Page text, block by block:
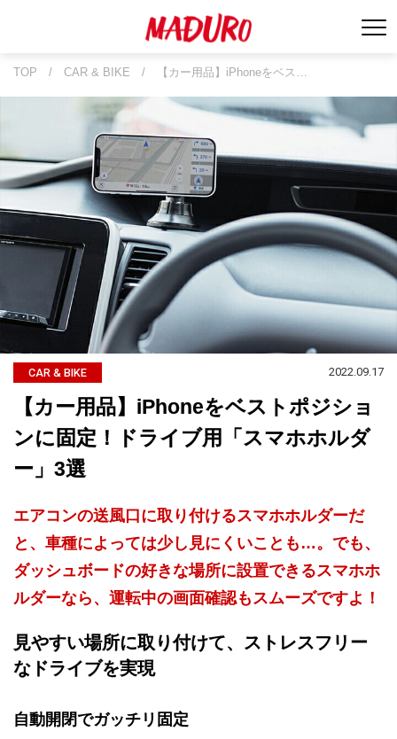
TOP / CAR & BIKE / 【カー用品】iPhoneをベス…
CAR & BIKE 2022.09.17
【カー用品】iPhoneをベストポジショ
ンに固定！ドライブ用「スマホホルダ
ー」3選
エアコンの送風口に取り付けるスマホホルダーだ
と、車種によっては少し見にくいことも…。でも、
ダッシュボードの好きな場所に設置できるスマホホ
ルダーなら、運転中の画面確認もスムーズですよ！
見やすい場所に取り付けて、ストレスフリー
なドライブを実現
自動開閉でガッチリ固定